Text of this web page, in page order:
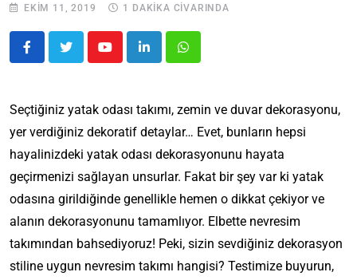
EKIM 11, 2019 1 DAKİKA CİVARINDA
Seçtiğiniz yatak odası takımı, zemin ve duvar dekorasyonu,
yer verdiğiniz dekoratif detaylar… Evet, bunların hepsi
hayalinizdeki yatak odası dekorasyonunu hayata
geçirmenizi sağlayan unsurlar. Fakat bir şey var ki yatak
odasına girildiğinde genellikle hemen o dikkat çekiyor ve
alanın dekorasyonunu tamamlıyor. Elbette nevresim
takımından bahsediyoruz! Peki, sizin sevdiğiniz dekorasyon
stiline uygun nevresim takımı hangisi? Testimize buyurun,